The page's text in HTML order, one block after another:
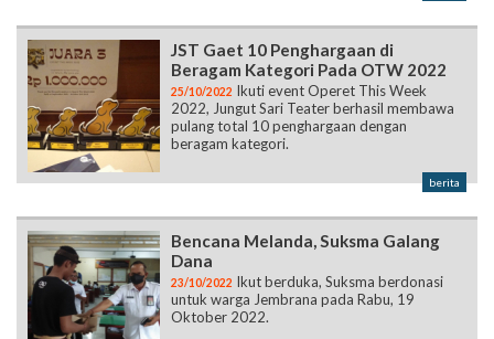
JST Gaet 10 Penghargaan di
Beragam Kategori Pada OTW 2022
25/10/2022 Ikuti event Operet This Week
2022, Jungut Sari Teater berhasil membawa
pulang total 10 penghargaan dengan
beragam kategori.
berita
Bencana Melanda, Suksma Galang
Dana
23/10/2022 Ikut berduka, Suksma berdonasi
untuk warga Jembrana pada Rabu, 19
Oktober 2022.